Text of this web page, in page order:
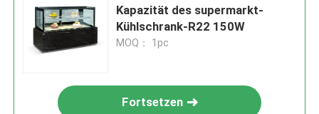
Kapazität des supermarkt-
Kühlschrank-R22 150W
MOQ： 1pc
Fortsetzen